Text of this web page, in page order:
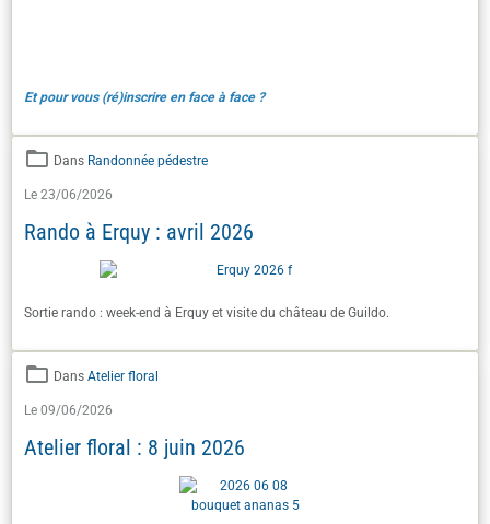
Et pour vous (ré)inscrire en face à face ?
Dans Randonnée pédestre
Le 23/06/2026
Rando à Erquy : avril 2026
Sortie rando : week-end à Erquy et visite du château de Guildo.
Dans Atelier floral
Le 09/06/2026
Atelier floral : 8 juin 2026